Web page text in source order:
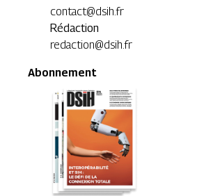
contact@dsih.fr
Rédaction
redaction@dsih.fr
Abonnement